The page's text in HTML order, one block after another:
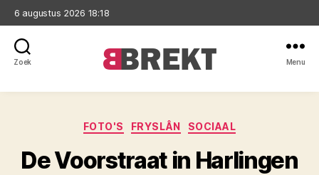
6 augustus 2026 18:18
Zoek Menu
Categorieën
FOTO'S FRYSLÂN SOCIAAL
De Voorstraat in Harlingen